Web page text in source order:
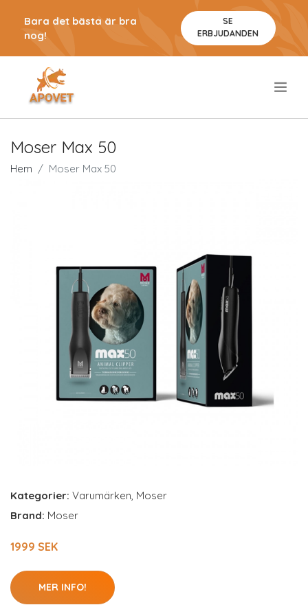
Bara det bästa är bra
nog!
SE
ERBJUDANDEN
Moser Max 50
Hem Moser Max 50
Kategorier: Varumärken, Moser
Brand: Moser
1999 SEK
MER INFO!